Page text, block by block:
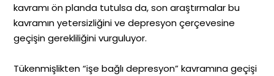
kavramı ön planda tutulsa da, son araştırmalar bu
kavramın yetersizliğini ve depresyon çerçevesine
geçişin gerekliliğini vurguluyor.
Tükenmişlikten “işe bağlı depresyon” kavramına geçişi